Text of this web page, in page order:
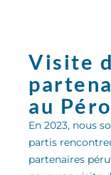
Visite
au
En 2023, nous
partis
partenaires